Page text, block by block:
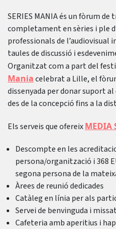
SERIES MANIA és un fòrum
completament en sèries i ple
professionals de l’audiovisual
taules de discussió i
Organitzat com a part del
Maniacelebrat a Lille, el
dissenyada per donar suport
des de la concepció fins a la
Els serveis que ofereixMEDIA
Descompte en les
persona/organització i 368
segona persona de la
Àrees de reunió dedicades
Catàleg en línia per als
Servei de benvinguda i
Cafeteria amb aperitius i